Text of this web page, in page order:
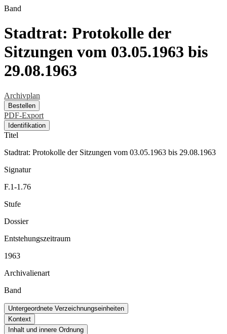
Band
Stadtrat: Protokolle der
Sitzungen vom 03.05.1963 bis
29.08.1963
Archivplan
Bestellen
PDF-Export
Identifikation
Titel
Stadtrat: Protokolle der Sitzungen vom 03.05.1963 bis 29.08.1963
Signatur
F.1-1.76
Stufe
Dossier
Entstehungszeitraum
1963
Archivalienart
Band
Untergeordnete Verzeichnungseinheiten
Kontext
Inhalt und innere Ordnung